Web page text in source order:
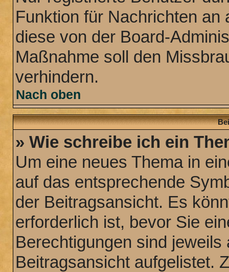
Funktion für Nachrichten
diese von der Board-
Maßnahme soll den
verhindern.
Nach oben
» Wie schreibe ich ein
Um eine neues Thema in
auf das entsprechende
der Beitragsansicht. Es
erforderlich ist, bevor Sie
Berechtigungen sind
Beitragsansicht aufgelistet.